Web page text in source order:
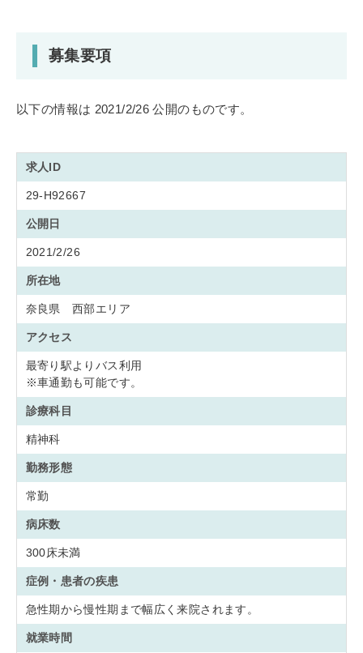
募集要項
以下の情報は 2021/2/26 公開のものです。
求人ID
29-H92667
公開日
2021/2/26
所在地
奈良県 西部エリア
アクセス
最寄り駅よりバス利用
※車通勤も可能です。
診療科目
精神科
勤務形態
常勤
病床数
300床未満
症例・患者の疾患
急性期から慢性期まで幅広く来院されます。
就業時間